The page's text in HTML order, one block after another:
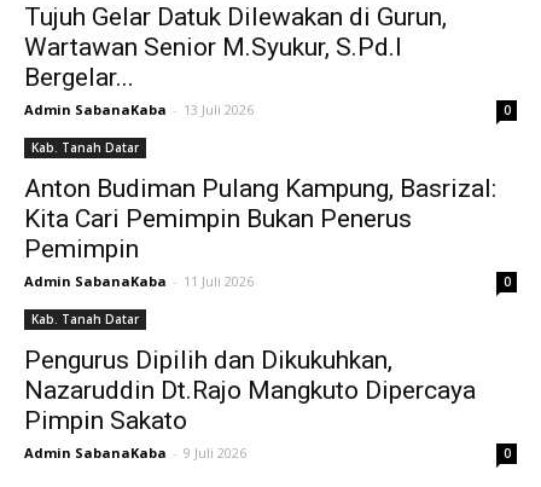
Tujuh Gelar Datuk Dilewakan di Gurun,
Wartawan Senior M.Syukur, S.Pd.I
Bergelar...
Admin SabanaKaba - 13 Juli 2026 0
Kab. Tanah Datar
Anton Budiman Pulang Kampung, Basrizal:
Kita Cari Pemimpin Bukan Penerus
Pemimpin
Admin SabanaKaba - 11 Juli 2026 0
Kab. Tanah Datar
Pengurus Dipilih dan Dikukuhkan,
Nazaruddin Dt.Rajo Mangkuto Dipercaya
Pimpin Sakato
Admin SabanaKaba - 9 Juli 2026 0